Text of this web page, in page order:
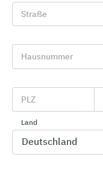
Straße
Hausnummer
PLZ
Land